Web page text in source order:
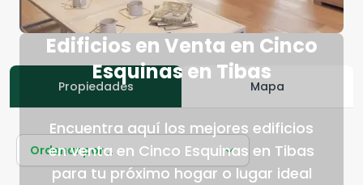
Edificios en Venta en Cinco
Esquinas en Tibas
Encuentra aquí los mejores edificios
en venta en Cinco Esquinas en Tibas
para tu próximo hogar o lugar ideal
Propiedades Mapa
Ordenar por...